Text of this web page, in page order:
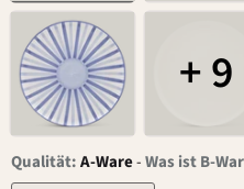
+ 9
Qualität:A-Ware-Was ist B-